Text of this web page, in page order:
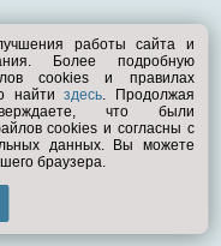
работы сайта и
Более подробную
cookies и правилах
найтиздесь. Продолжая
что были
cookies и согласны с
данных. Вы можете
браузера.